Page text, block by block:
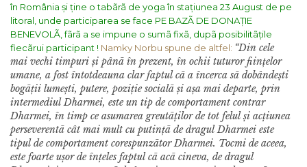
în România și ține o tabãrã de yoga în stațiunea 23 August de pe
litoral, unde participarea se face PE BAZÃ DE DONAȚIE
BENEVOLÃ, fãrã a se impune o sumã fixã, dupã posibilitãțile
fiecãrui participant ! Namky Norbu spune de altfel: “Din cele
mai vechi timpuri și pânã în prezent, în ochii tuturor ființelor
umane, a fost întotdeauna clar faptul cã a încerca sã dobândești
bogãții lumești, putere, poziție socialã și așa mai departe, prin
intermediul Dharmei, este un tip de comportament contrar
Dharmei, în timp ce asumarea greutãților de tot felul și acțiunea
perseverentã cât mai mult cu putințã de dragul Dharmei este
tipul de comportament corespunzãtor Dharmei. Tocmi de aceea,
este foarte ușor de înțeles faptul cã acã cineva, de dragul